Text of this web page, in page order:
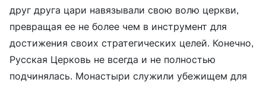
друг друга цари навязывали свою волю церкви,
превращая ее не более чем в инструмент для
достижения своих стратегических целей. Конечно,
Русская Церковь не всегда и не полностью
подчинялась. Монастыри служили убежищем для